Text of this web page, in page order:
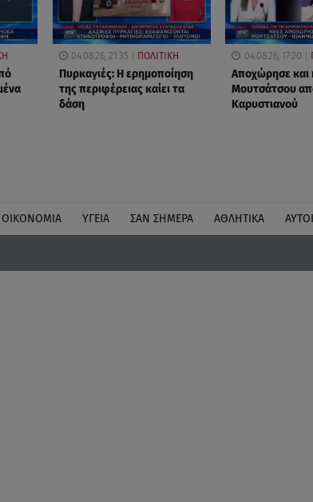
04.08.26, 21:35 ΠΟΛΙΤΙΚΗ
Πυρκαγιές: Η ερημοποίηση
της περιφέρειας καίει τα
δάση
04.08.26, 17:20
Αποχώρησε και
Μουτσάτσου
Καρυστιανού
ΟΙΚΟΝΟΜΙΑ ΥΓΕΙΑ ΣΑΝ ΣΗΜΕΡΑ ΑΘΛΗΤΙΚΑ